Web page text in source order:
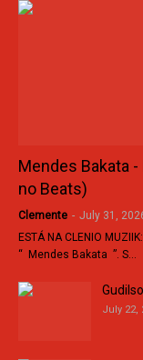
Mendes Bakata
no Beats)
Clemente - July 31,
ESTÁ NA CLENIO
“ Mendes Bakata ”. S…
July 22,